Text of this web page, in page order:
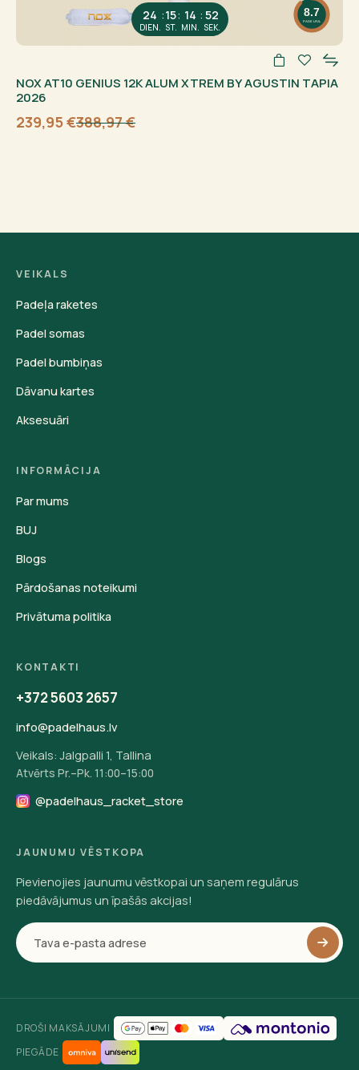
8.7
PADELFUL
24
DIEN.
:15
ST.
: 14
MIN.
: 51
SEK.
NOX AT10 GENIUS 12K ALUM XTREM BY AGUSTIN TAPIA
2026
388,97€
Sākotnējā
239,95€
Current
VEIKALS
Padeļa raketes
Padel somas
Padel bumbiņas
Dāvanu kartes
Aksesuāri
INFORMĀCIJA
Par mums
BUJ
Blogs
Pārdošanas noteikumi
Privātuma politika
KONTAKTI
+372 5603 2657
info@padelhaus.lv
Veikals: Jalgpalli 1, Tallina
Atvērts Pr.–Pk. 11:00–15:00
@padelhaus_racket_store
JAUNUMU VĒSTKOPA
Pievienojies jaunumu vēstkopai un saņem regulārus
piedāvājumus un īpašās akcijas!
DROŠI MAKSĀJUMI
PIEGĀDE